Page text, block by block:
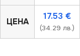
ЦЕНА
17.53 €
(34.29 лв.)